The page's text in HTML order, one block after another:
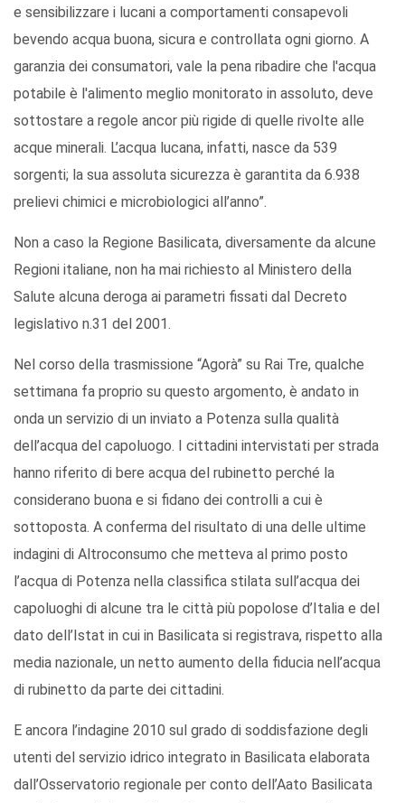
e sensibilizzare i lucani a comportamenti consapevoli
bevendo acqua buona, sicura e controllata ogni giorno. A
garanzia dei consumatori, vale la pena ribadire che l'acqua
potabile è l'alimento meglio monitorato in assoluto, deve
sottostare a regole ancor più rigide di quelle rivolte alle
acque minerali. L’acqua lucana, infatti, nasce da 539
sorgenti; la sua assoluta sicurezza è garantita da 6.938
prelievi chimici e microbiologici all’anno”.
Non a caso la Regione Basilicata, diversamente da alcune
Regioni italiane, non ha mai richiesto al Ministero della
Salute alcuna deroga ai parametri fissati dal Decreto
legislativo n.31 del 2001.
Nel corso della trasmissione “Agorà” su Rai Tre, qualche
settimana fa proprio su questo argomento, è andato in
onda un servizio di un inviato a Potenza sulla qualità
dell’acqua del capoluogo. I cittadini intervistati per strada
hanno riferito di bere acqua del rubinetto perché la
considerano buona e si fidano dei controlli a cui è
sottoposta. A conferma del risultato di una delle ultime
indagini di Altroconsumo che metteva al primo posto
l’acqua di Potenza nella classifica stilata sull’acqua dei
capoluoghi di alcune tra le città più popolose d’Italia e del
dato dell’Istat in cui in Basilicata si registrava, rispetto alla
media nazionale, un netto aumento della fiducia nell’acqua
di rubinetto da parte dei cittadini.
E ancora l’indagine 2010 sul grado di soddisfazione degli
utenti del servizio idrico integrato in Basilicata elaborata
dall’Osservatorio regionale per conto dell’Aato Basilicata